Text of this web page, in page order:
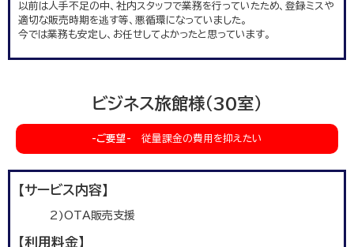
以前は人手不足の中、社内スタッフで業務を行っていたため、登録ミスや
適切な販売時期を逃す等、悪循環になっていました。
今では業務も安定し、お任せしてよかったと思っています。
ビジネス旅館様(30室)
-ご要望- 従量課金の費用を抑えたい
【サービス内容】
2)OTA販売支援
【利用料金】